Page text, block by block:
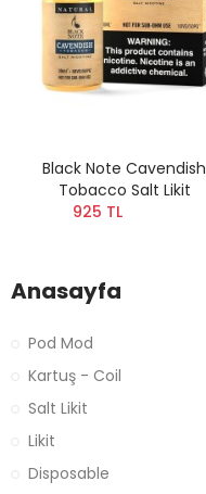
Black Note Cavendish
Tobacco Salt Likit
925 TL
Anasayfa
Pod Mod
Kartuş - Coil
Salt Likit
Likit
Disposable